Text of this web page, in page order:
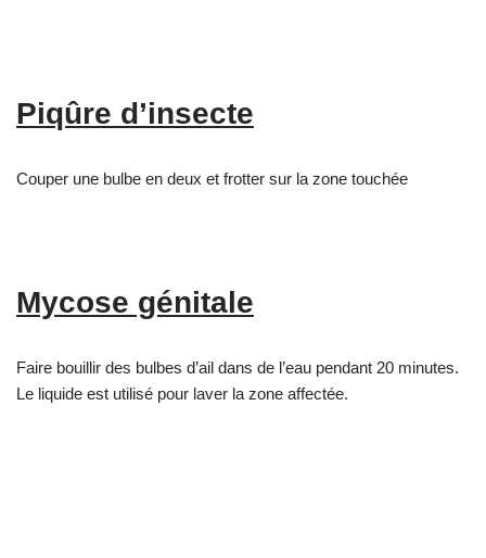
Piqûre d’insecte
Couper une bulbe en deux et frotter sur la zone touchée
Mycose génitale
Faire bouillir des bulbes d’ail dans de l’eau pendant 20 minutes.
Le liquide est utilisé pour laver la zone affectée.